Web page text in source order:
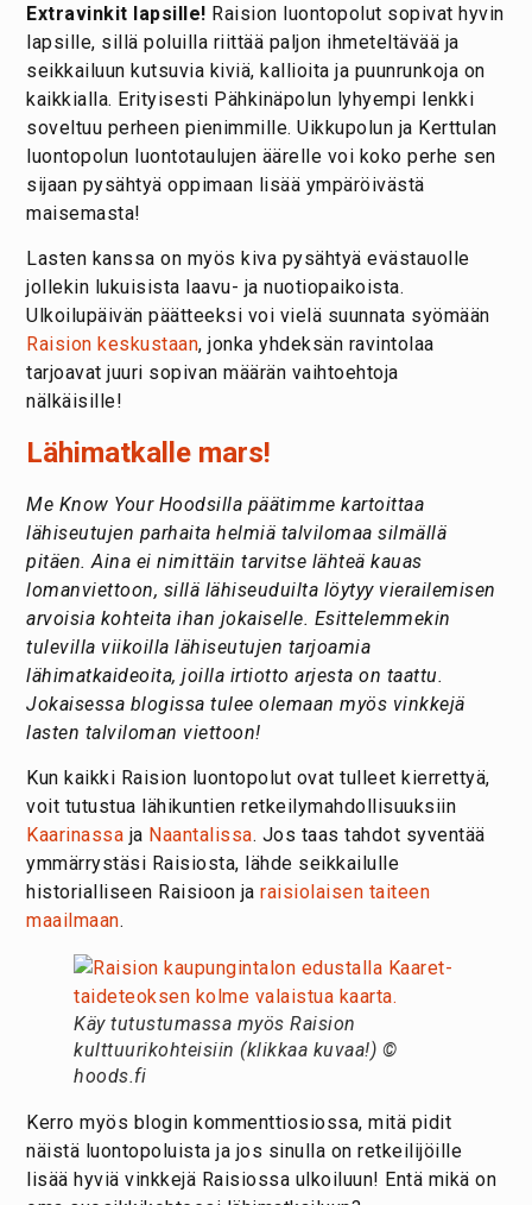
Extravinkit lapsille! Raision luontopolut sopivat hyvin
lapsille, sillä poluilla riittää paljon ihmeteltävää ja
seikkailuun kutsuvia kiviä, kallioita ja puunrunkoja on
kaikkialla. Erityisesti Pähkinäpolun lyhyempi lenkki
soveltuu perheen pienimmille. Uikkupolun ja Kerttulan
luontopolun luontotaulujen äärelle voi koko perhe sen
sijaan pysähtyä oppimaan lisää ympäröivästä
maisemasta!
Lasten kanssa on myös kiva pysähtyä evästauolle
jollekin lukuisista laavu- ja nuotiopaikoista.
Ulkoilupäivän päätteeksi voi vielä suunnata syömään
Raision keskustaan, jonka yhdeksän ravintolaa
tarjoavat juuri sopivan määrän vaihtoehtoja
nälkäisille!
Lähimatkalle mars!
Me Know Your Hoodsilla päätimme kartoittaa
lähiseutujen parhaita helmiä talvilomaa silmällä
pitäen. Aina ei nimittäin tarvitse lähteä kauas
lomanviettoon, sillä lähiseuduilta löytyy vierailemisen
arvoisia kohteita ihan jokaiselle. Esittelemmekin
tulevilla viikoilla lähiseutujen tarjoamia
lähimatkaideoita, joilla irtiotto arjesta on taattu.
Jokaisessa blogissa tulee olemaan myös vinkkejä
lasten talviloman viettoon!
Kun kaikki Raision luontopolut ovat tulleet kierrettyä,
voit tutustua lähikuntien retkeilymahdollisuuksiin
Kaarinassa ja Naantalissa. Jos taas tahdot syventää
ymmärrystäsi Raisiosta, lähde seikkailulle
historialliseen Raisioon jaraisiolaisen taiteen
maailmaan.
Käy tutustumassa myös Raision
kulttuurikohteisiin (klikkaa kuvaa!) ©
hoods.fi
Kerro myös blogin kommenttiosiossa, mitä pidit
näistä luontopoluista ja jos sinulla on retkeilijöille
lisää hyviä vinkkejä Raisiossa ulkoiluun! Entä mikä on